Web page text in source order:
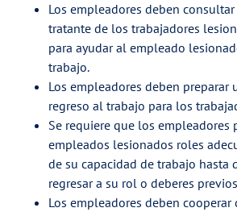
Los empleadores deben
tratante de los trabajadores
para ayudar al empleado
trabajo.
Los empleadores deben preparar
regreso al trabajo para los
Se requiere que los empleadores
empleados lesionados roles
de su capacidad de trabajo hasta
regresar a su rol o deberes
Los empleadores deben cooperar